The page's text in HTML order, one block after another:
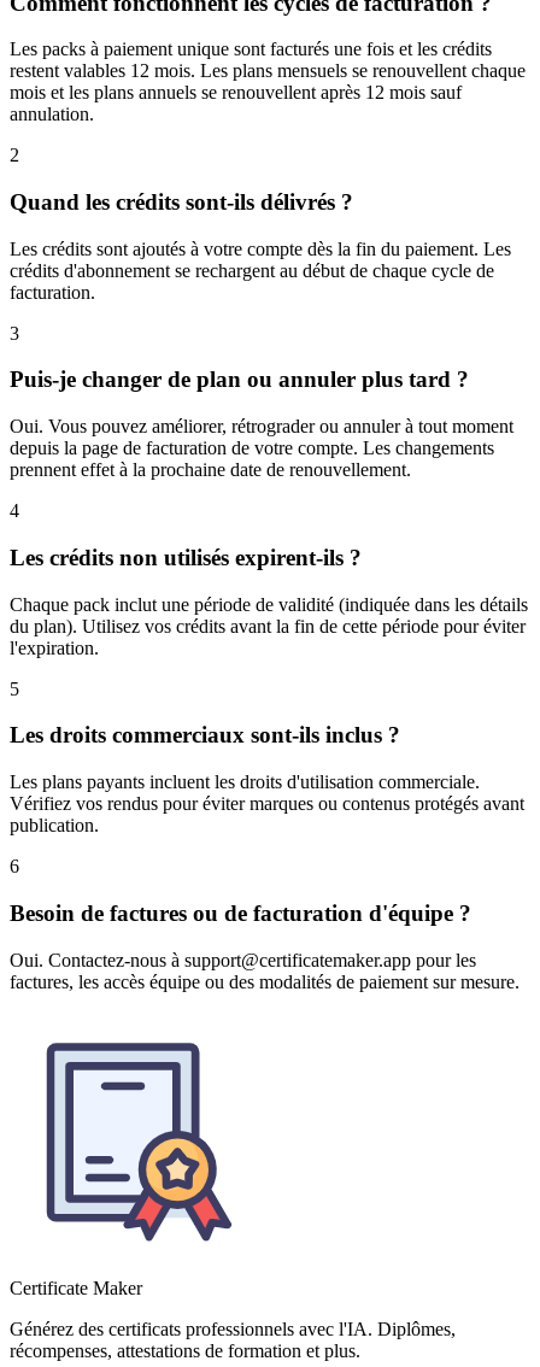
Les packs à paiement unique sont facturés une fois et les crédits
restent valables 12 mois. Les plans mensuels se renouvellent chaque
mois et les plans annuels se renouvellent après 12 mois sauf
annulation.
2
Quand les crédits sont-ils délivrés ?
Les crédits sont ajoutés à votre compte dès la fin du paiement. Les
crédits d'abonnement se rechargent au début de chaque cycle de
facturation.
3
Puis-je changer de plan ou annuler plus tard ?
Oui. Vous pouvez améliorer, rétrograder ou annuler à tout moment
depuis la page de facturation de votre compte. Les changements
prennent effet à la prochaine date de renouvellement.
4
Les crédits non utilisés expirent-ils ?
Chaque pack inclut une période de validité (indiquée dans les détails
du plan). Utilisez vos crédits avant la fin de cette période pour éviter
l'expiration.
5
Les droits commerciaux sont-ils inclus ?
Les plans payants incluent les droits d'utilisation commerciale.
Vérifiez vos rendus pour éviter marques ou contenus protégés avant
publication.
6
Besoin de factures ou de facturation d'équipe ?
Oui. Contactez-nous à support@certificatemaker.app pour les
factures, les accès équipe ou des modalités de paiement sur mesure.
Certificate Maker
Générez des certificats professionnels avec l'IA. Diplômes,
récompenses, attestations de formation et plus.